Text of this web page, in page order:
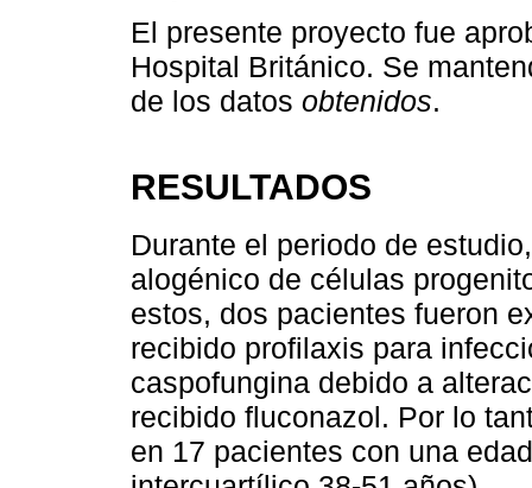
El presente proyecto fue
Hospital Británico. Se
de los datos obtenidos.
RESULTADOS
Durante el periodo de
alogénico de células
estos, dos pacientes fueron
recibido profilaxis para
caspofungina debido a
recibido fluconazol. Por lo
en 17 pacientes con una